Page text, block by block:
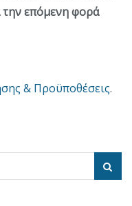
την επόμενη φορά
& Προϋποθέσεις.